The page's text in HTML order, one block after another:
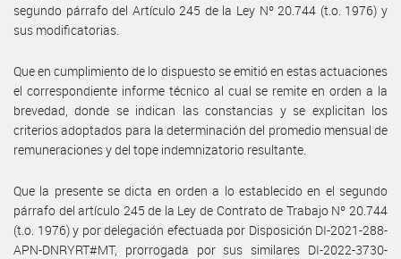
segundo párrafo del Artículo 245 de la Ley Nº 20.744 (t.o. 1976) y
sus modificatorias.
Que en cumplimiento de lo dispuesto se emitió en estas actuaciones
el correspondiente informe técnico al cual se remite en orden a la
brevedad, donde se indican las constancias y se explicitan los
criterios adoptados para la determinación del promedio mensual de
remuneraciones y del tope indemnizatorio resultante.
Que la presente se dicta en orden a lo establecido en el segundo
párrafo del artículo 245 de la Ley de Contrato de Trabajo Nº 20.744
(t.o. 1976) y por delegación efectuada por Disposición DI-2021-288-
APN-DNRYRT#MT, prorrogada por sus similares DI-2022-3730-